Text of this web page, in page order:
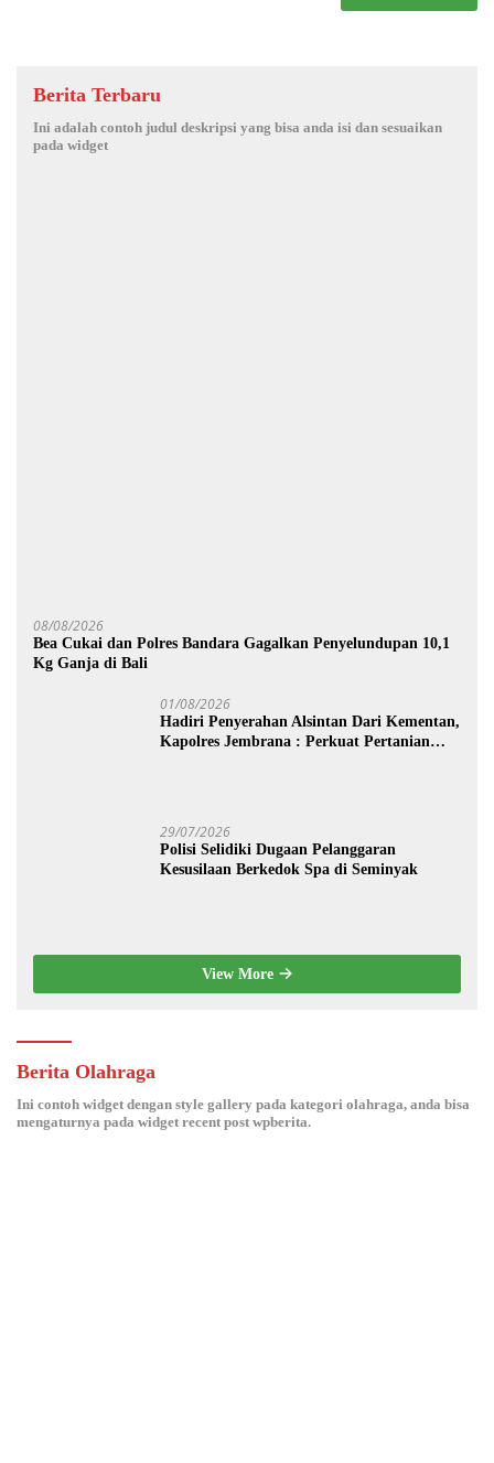
Berita Terbaru
Ini adalah contoh judul deskripsi yang bisa anda isi dan sesuaikan
pada widget
08/08/2026
Bea Cukai dan Polres Bandara Gagalkan Penyelundupan 10,1
Kg Ganja di Bali
01/08/2026
Hadiri Penyerahan Alsintan Dari Kementan,
Kapolres Jembrana : Perkuat Pertanian
29/07/2026
Polisi Selidiki Dugaan Pelanggaran
Kesusilaan Berkedok Spa di Seminyak
View More
Berita Olahraga
Ini contoh widget dengan style gallery pada kategori olahraga, anda bisa
mengaturnya pada widget recent post wpberita.